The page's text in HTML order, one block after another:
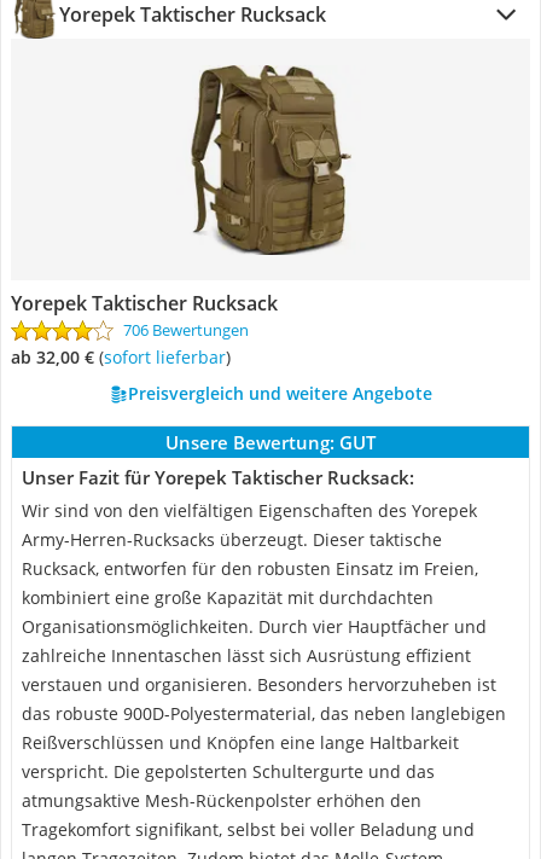
Yorepek Taktischer Rucksack
Yorepek Taktischer Rucksack
706 Bewertungen
ab 32,00 € ( Sofort lieferbar)
Preisvergleich und weitere Angebote
Unsere Bewertung: GUT
Unser Fazit für Yorepek Taktischer Rucksack:
Wir sind von den vielfältigen Eigenschaften des Yorepek
Army-Herren-Rucksacks überzeugt. Dieser taktische
Rucksack, entworfen für den robusten Einsatz im Freien,
kombiniert eine große Kapazität mit durchdachten
Organisationsmöglichkeiten. Durch vier Hauptfächer und
zahlreiche Innentaschen lässt sich Ausrüstung effizient
verstauen und organisieren. Besonders hervorzuheben ist
das robuste 900D-Polyestermaterial, das neben langlebigen
Reißverschlüssen und Knöpfen eine lange Haltbarkeit
verspricht. Die gepolsterten Schultergurte und das
atmungsaktive Mesh-Rückenpolster erhöhen den
Tragekomfort signifikant, selbst bei voller Beladung und